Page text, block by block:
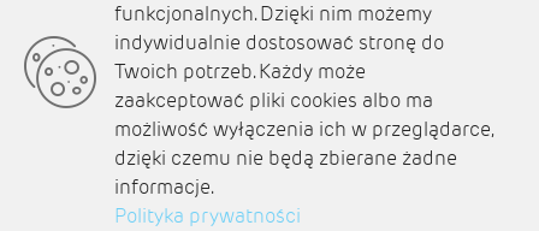
Media społecznościowe
O nas
Kontakt
funkcjonalnych. Dzięki nim możemy
indywidualnie dostosować stronę do
Twoich potrzeb. Każdy może
zaakceptować pliki cookies albo ma
możliwość wyłączenia ich w przeglądarce,
dzięki czemu nie będą zbierane żadne
informacje.
Polityka prywatności